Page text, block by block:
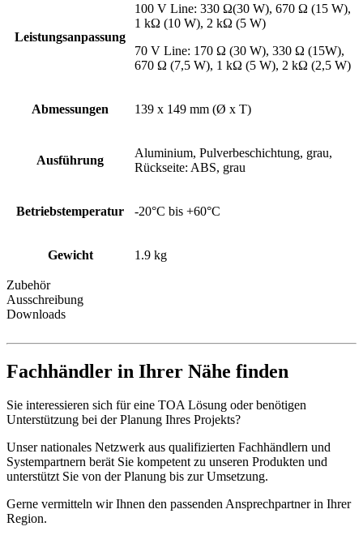
Leistungsanpassung
100 V Line: 330 Ω(30 W), 670 Ω (15 W),
1 kΩ (10 W), 2 kΩ (5 W)
70 V Line: 170 Ω (30 W), 330 Ω (15W),
670 Ω (7,5 W), 1 kΩ (5 W), 2 kΩ (2,5 W)
Abmessungen 139 x 149 mm (Ø x T)
Ausführung
Aluminium, Pulverbeschichtung, grau,
Rückseite: ABS, grau
Betriebstemperatur -20°C bis +60°C
Gewicht 1.9 kg
Zubehör
Ausschreibung
Downloads
Fachhändler in Ihrer Nähe finden
Sie interessieren sich für eine TOA Lösung oder benötigen
Unterstützung bei der Planung Ihres Projekts?
Unser nationales Netzwerk aus qualifizierten Fachhändlern und
Systempartnern berät Sie kompetent zu unseren Produkten und
unterstützt Sie von der Planung bis zur Umsetzung.
Gerne vermitteln wir Ihnen den passenden Ansprechpartner in Ihrer
Region.